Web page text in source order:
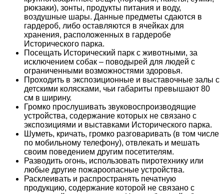
рюкзаки), зонты, продукты питания и воду,
воздушные шары. Данные предметы сдаются в
гардероб, либо оставляются в ячейках для
хранения, расположенных в гардеробе
Исторического парка.
Посещать Исторический парк с животными, за
исключением собак – поводырей для людей с
ограниченными возможностями здоровья.
Проходить в экспозиционные и выставочные залы с
детскими колясками, чьи габариты превышают 80
см в ширину.
Громко прослушивать звуковоспроизводящие
устройства, содержание которых не связано с
экспозициями и выставками Исторического парка.
Шуметь, кричать, громко разговаривать (в том числе
по мобильному телефону), отвлекать и мешать
своим поведением другим посетителям.
Разводить огонь, использовать пиротехнику или
любые другие пожароопасные устройства.
Расклеивать и распространять печатную
продукцию, содержание которой не связано с